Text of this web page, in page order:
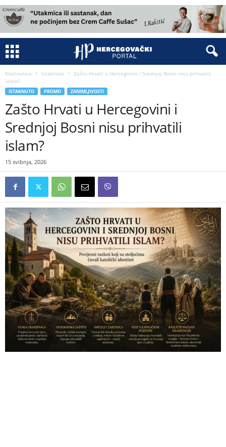
Naslovnica Istaknuto
Zašto Hrvati u Hercegovini i Srednjoj Bosni nisu prihvatili
islam?
ISTAKNUTO PROMO ZANIMLJIVOSTI
Zašto Hrvati u Hercegovini i
Srednjoj Bosni nisu prihvatili
islam?
15 svibnja, 2026